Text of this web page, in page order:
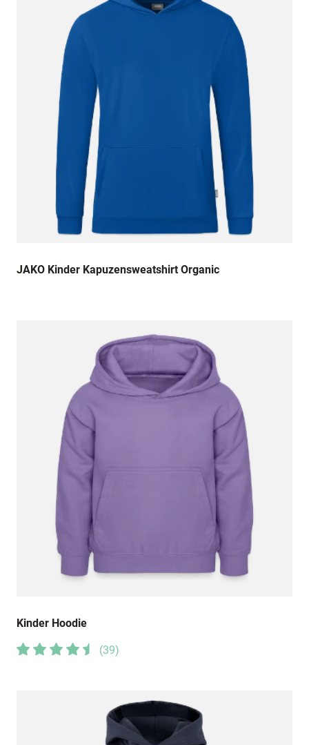
5. Dezember 2023
Hat alles super gepasst, wenn auch die Farbe
etwas anders rauskam als digital dargestellt,
Danke! :)
28. November 2023
Mein Sohn liebt die Shirts und Pullover von
Spreadshirt. Sehr gute Qualität. Tolle Motive.
Sehr schnelle Lieferung und sehr
unkomplizierter Umtausch. Danke.
25. November 2023
von 142 cm. Das schwarz ist sehr schön. Von
24. November 2023
Es ist ein tolles Sweatshirt für meinen Enkel.
Leider ist es zu breit. Ich werde es ihm nochmal
anprobieren. Kann ich es im Notfall
zurückschicken?
JAKO Kinder Kapuzensweatshirt Organic
Kinder Hoodie
(39)